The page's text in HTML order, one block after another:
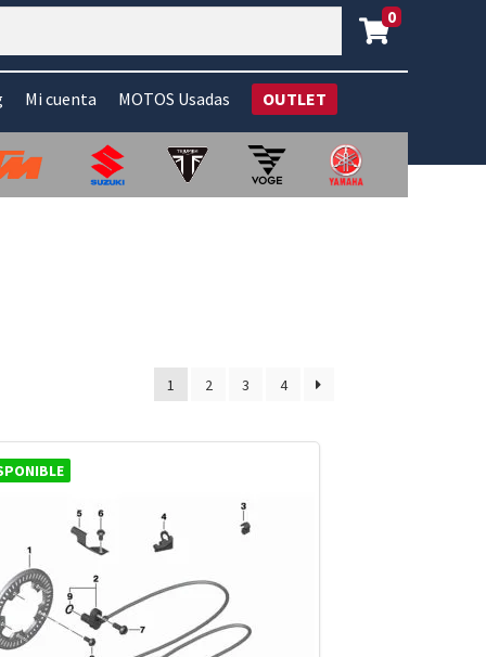
0
Mi cuenta MOTOS Usadas OUTLET
1 2 3 4